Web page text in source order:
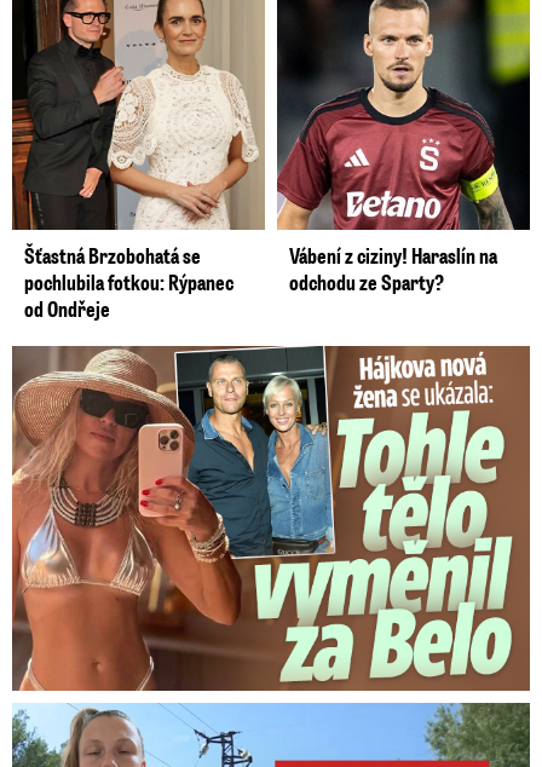
Šťastná Brzobohatá se
pochlubila fotkou: Rýpanec
od Ondřeje
Vábení z ciziny! Haraslín na
odchodu ze Sparty?
Tohle tělo nahradilo Belo: Nová partnerka se ukázala...
Smrtelný pád chlapce: Matka vydala vyjádření na 16 stran